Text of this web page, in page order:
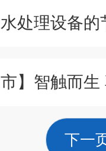
处理设备的
】智触而生
下一